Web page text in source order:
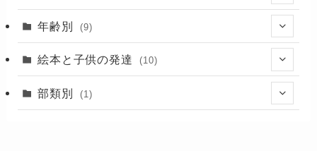
(2)
年齢別 (9)
(7)
絵本と子供の発達 (10)
(5)
部類別 (1)